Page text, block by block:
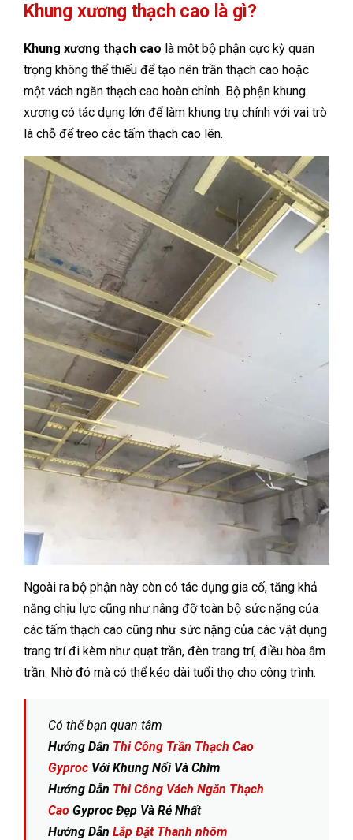
Khung xương thạch cao là gì?
Khung xương thạch cao là một bộ phận cực kỳ quan
trọng không thể thiếu để tạo nên trần thạch cao hoặc
một vách ngăn thạch cao hoàn chỉnh. Bộ phận khung
xương có tác dụng lớn để làm khung trụ chính với vai trò
là chỗ để treo các tấm thạch cao lên.
Ngoài ra bộ phận này còn có tác dụng gia cố, tăng khả
năng chịu lực cũng như nâng đỡ toàn bộ sức nặng của
các tấm thạch cao cũng như sức nặng của các vật dụng
trang trí đi kèm như quạt trần, đèn trang trí, điều hòa âm
trần. Nhờ đó mà có thể kéo dài tuổi thọ cho công trình.
Có thể bạn quan tâm
Hướng Dẫn Thi Công Trần Thạch Cao
Gyproc Với Khung Nổi Và Chìm
Hướng Dẫn Thi Công Vách Ngăn Thạch
Cao Gyproc Đẹp Và Rẻ Nhất
Hướng Dẫn Lắp Đặt Thanh nhôm